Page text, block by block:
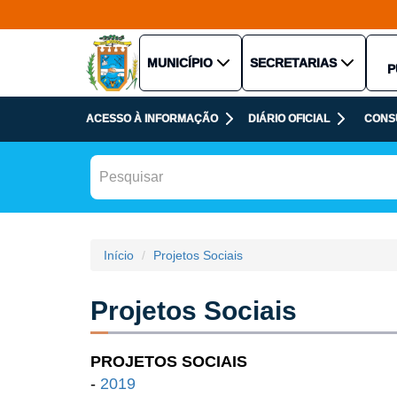
MUNICÍPIO SECRETARIAS
ACESSO À INFORMAÇÃO DIÁRIO OFICIAL
Início Projetos Sociais
Projetos Sociais
PROJETOS SOCIAIS
- 2019